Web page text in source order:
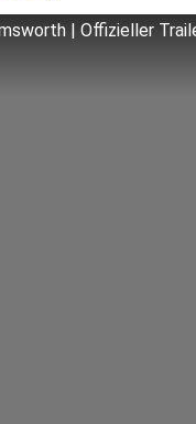
| Offizieller